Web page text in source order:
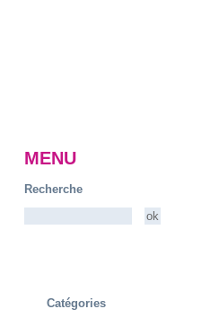
MENU
Recherche
Catégories